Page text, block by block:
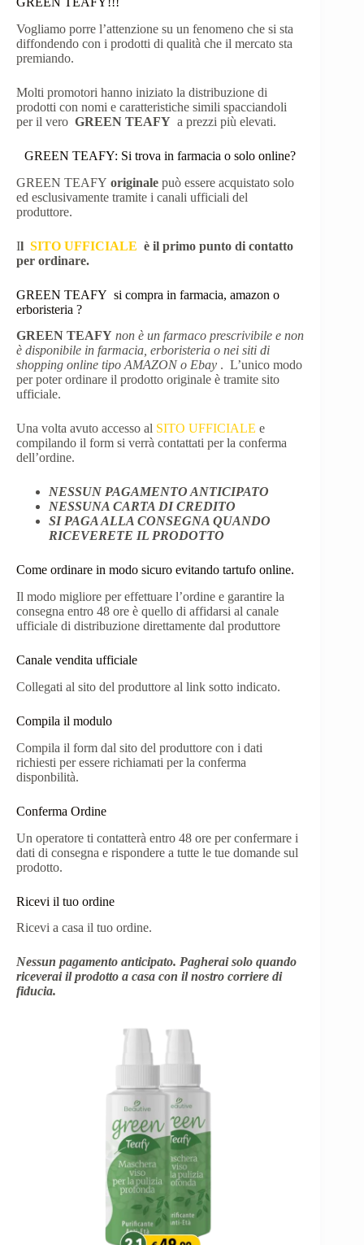
Vogliamo porre l’attenzione su un fenomeno che si sta
diffondendo con i prodotti di qualità che il mercato sta
premiando.
Molti promotori hanno iniziato la distribuzione di
prodotti con nomi e caratteristiche simili spacciandoli
per il vero GREEN TEAFY a prezzi più elevati.
GREEN TEAFY: Si trova in farmacia o solo online?
GREEN TEAFY originale può essere acquistato solo
ed esclusivamente tramite i canali ufficiali del
produttore.
Il SITO UFFICIALE è il primo punto di contatto
per ordinare.
GREEN TEAFY si compra in farmacia, amazon o
erboristeria ?
GREEN TEAFY non è un farmaco prescrivibile e non
è disponibile in farmacia, erboristeria o nei siti di
shopping online tipo AMAZON o Ebay . L’unico modo
per poter ordinare il prodotto originale è tramite sito
ufficiale.
Una volta avuto accesso al SITO UFFICIALE e
compilando il form si verrà contattati per la conferma
dell’ordine.
NESSUN PAGAMENTO ANTICIPATO
NESSUNA CARTA DI CREDITO
SI PAGA ALLA CONSEGNA QUANDO
RICEVERETE IL PRODOTTO
Come ordinare in modo sicuro evitando tartufo online.
Il modo migliore per effettuare l’ordine e garantire la
consegna entro 48 ore è quello di affidarsi al canale
ufficiale di distribuzione direttamente dal produttore
Canale vendita ufficiale
Collegati al sito del produttore al link sotto indicato.
Compila il modulo
Compila il form dal sito del produttore con i dati
richiesti per essere richiamati per la conferma
disponbilità.
Conferma Ordine
Un operatore ti contatterà entro 48 ore per confermare i
dati di consegna e rispondere a tutte le tue domande sul
prodotto.
Ricevi il tuo ordine
Ricevi a casa il tuo ordine.
Nessun pagamento anticipato. Pagherai solo quando
riceverai il prodotto a casa con il nostro corriere di
fiducia.